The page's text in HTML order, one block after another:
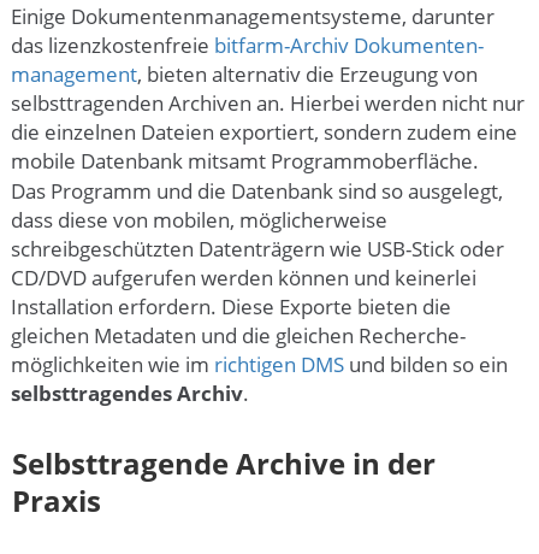
Einige Dokumenten­management­systeme, darunter
das lizenzkostenfreie bitfarm-Archiv Dokumenten­
management, bieten alternativ die Erzeugung von
selbsttragenden Archiven an. Hierbei werden nicht nur
die einzelnen Dateien exportiert, sondern zudem eine
mobile Datenbank mitsamt Programm­oberfläche.
Das Programm und die Datenbank sind so ausgelegt,
dass diese von mobilen, möglicherweise
schreibgeschützten Datenträgern wie USB-Stick oder
CD/DVD aufgerufen werden können und keinerlei
Installation erfordern. Diese Exporte bieten die
gleichen Metadaten und die gleichen Recherche­
möglichkeiten wie im richtigen DMSund bilden so ein
selbsttragendes Archiv.
Selbsttragende Archive in der
Praxis